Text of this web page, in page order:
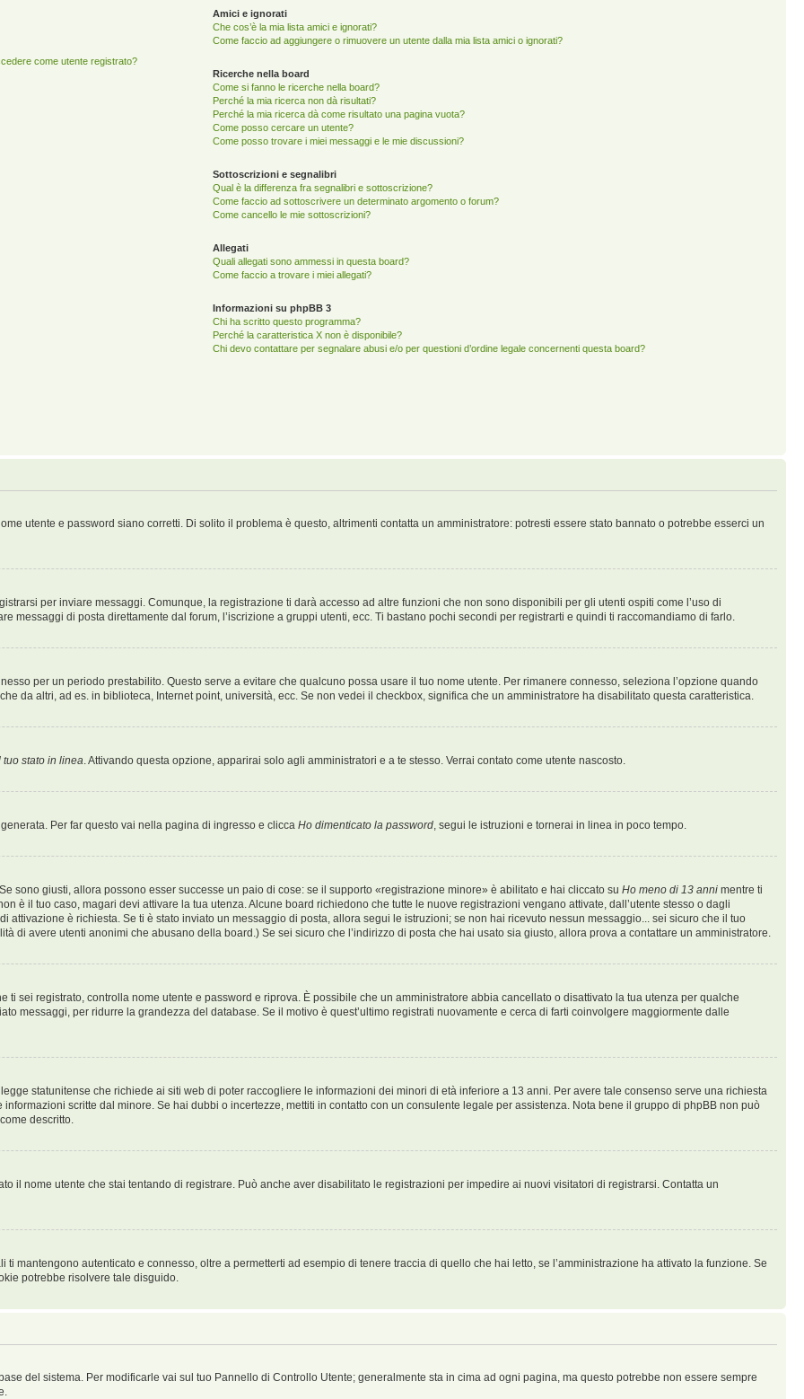
come utente registrato?
Amici e ignorati
Che cos’è la mia lista amici e ignorati?
Come faccio ad aggiungere o rimuovere un utente dalla mia lista amici o ignorati?
Ricerche nella board
Come si fanno le ricerche nella board?
Perché la mia ricerca non dà risultati?
Perché la mia ricerca dà come risultato una pagina vuota?
Come posso cercare un utente?
Come posso trovare i miei messaggi e le mie discussioni?
Sottoscrizioni e segnalibri
Qual è la differenza fra segnalibri e sottoscrizione?
Come faccio ad sottoscrivere un determinato argomento o forum?
Come cancello le mie sottoscrizioni?
Allegati
Quali allegati sono ammessi in questa board?
Come faccio a trovare i miei allegati?
Informazioni su phpBB 3
Chi ha scritto questo programma?
Perché la caratteristica X non è disponibile?
Chi devo contattare per segnalare abusi e/o per questioni d’ordine legale concernenti questa board?
utente e password siano corretti. Di solito il problema è questo, altrimenti contatta un amministratore: potresti essere stato bannato o potrebbe esserci un
per inviare messaggi. Comunque, la registrazione ti darà accesso ad altre funzioni che non sono disponibili per gli utenti ospiti come l’uso di
messaggi di posta direttamente dal forum, l’iscrizione a gruppi utenti, ecc. Ti bastano pochi secondi per registrarti e quindi ti raccomandiamo di farlo.
per un periodo prestabilito. Questo serve a evitare che qualcuno possa usare il tuo nome utente. Per rimanere connesso, seleziona l’opzione quando
da altri, ad es. in biblioteca, Internet point, università, ecc. Se non vedei il checkbox, significa che un amministratore ha disabilitato questa caratteristica.
stato in linea . Attivando questa opzione, apparirai solo agli amministratori e a te stesso. Verrai contato come utente nascosto.
Per far questo vai nella pagina di ingresso e clicca Ho dimenticato la password , segui le istruzioni e tornerai in linea in poco tempo.
sono giusti, allora possono esser successe un paio di cose: se il supporto «registrazione minore» è abilitato e hai cliccato su Ho meno di 13 anni mentre ti
è il tuo caso, magari devi attivare la tua utenza. Alcune board richiedono che tutte le nuove registrazioni vengano attivate, dall’utente stesso o dagli
attivazione è richiesta. Se ti è stato inviato un messaggio di posta, allora segui le istruzioni; se non hai ricevuto nessun messaggio... sei sicuro che il tuo
di avere utenti anonimi che abusano della board.) Se sei sicuro che l’indirizzo di posta che hai usato sia giusto, allora prova a contattare un amministratore.
ti sei registrato, controlla nome utente e password e riprova. È possibile che un amministratore abbia cancellato o disattivato la tua utenza per qualche
messaggi, per ridurre la grandezza del database. Se il motivo è quest’ultimo registrati nuovamente e cerca di farti coinvolgere maggiormente dalle
statunitense che richiede ai siti web di poter raccogliere le informazioni dei minori di età inferiore a 13 anni. Per avere tale consenso serve una richiesta
scritte dal minore. Se hai dubbi o incertezze, mettiti in contatto con un consulente legale per assistenza. Nota bene il gruppo di phpBB non può
descritto.
il nome utente che stai tentando di registrare. Può anche aver disabilitato le registrazioni per impedire ai nuovi visitatori di registrarsi. Contatta un
mantengono autenticato e connesso, oltre a permetterti ad esempio di tenere traccia di quello che hai letto, se l’amministrazione ha attivato la funzione. Se
potrebbe risolvere tale disguido.
del sistema. Per modificarle vai sul tuo Pannello di Controllo Utente; generalmente sta in cima ad ogni pagina, ma questo potrebbe non essere sempre